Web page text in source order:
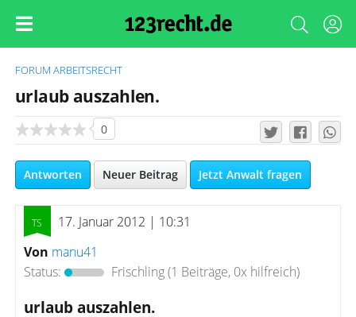
FORUM ARBEITSRECHT
urlaub auszahlen.
0
Antworten Neuer Beitrag Jetzt Anwalt fragen
17. Januar 2012 | 10:31
Von manu41
Status:
Frischling(1 Beiträge, 0x hilfreich)
urlaub auszahlen.